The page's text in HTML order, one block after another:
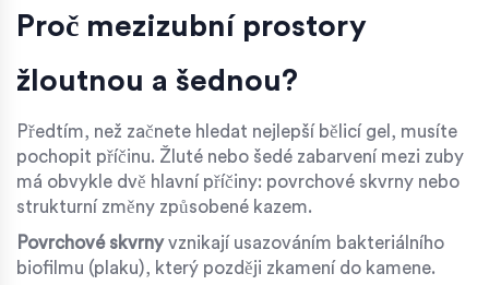
Proč mezizubní prostory
žloutnou a šednou?
Předtím, než začnete hledat nejlepší bělicí gel, musíte
pochopit příčinu. Žluté nebo šedé zabarvení mezi zuby
má obvykle dvě hlavní příčiny: povrchové skvrny nebo
strukturní změny způsobené kazem.
Povrchové skvrnyvznikají usazováním bakteriálního
biofilmu (plaku), který později zkamení do kamene.